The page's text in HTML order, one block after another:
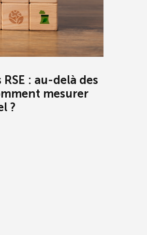
: au-delà des
mesurer
?